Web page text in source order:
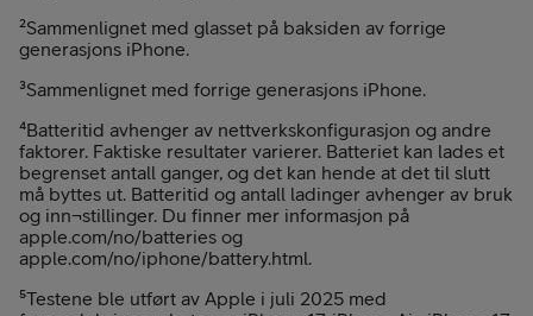
²Sammenlignet med glasset på baksiden av forrige
generasjons iPhone.
³Sammenlignet med forrige generasjons iPhone.
⁴Batteritid avhenger av nettverkskonfigurasjon og andre
faktorer. Faktiske resultater varierer. Batteriet kan lades et
begrenset antall ganger, og det kan hende at det til slutt
må byttes ut. Batteritid og antall ladinger avhenger av bruk
og inn¬stillinger. Du finner mer informasjon på
apple.com/no/batteries og
apple.com/no/iphone/battery.html.
⁵Testene ble utført av Apple i juli 2025 med